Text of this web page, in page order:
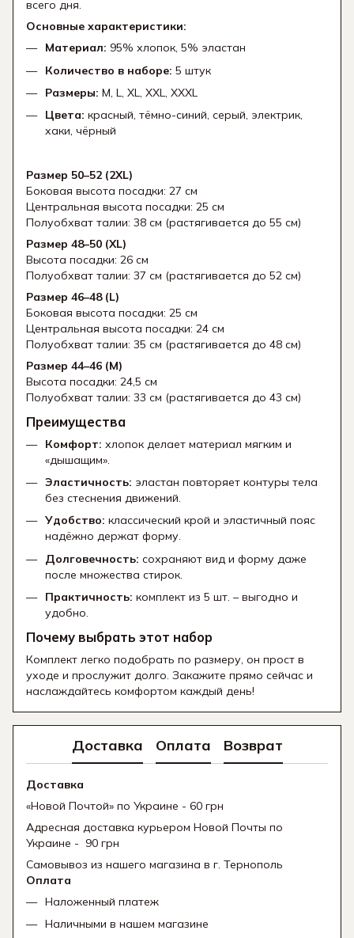
всего дня.
Основные характеристики:
Материал: 95% хлопок, 5% эластан
Количество в наборе: 5 штук
Размеры: M, L, XL, XXL, XXXL
Цвета: красный, тёмно-синий, серый, электрик,
хаки, чёрный
Размер 50–52 (2XL)
Боковая высота посадки: 27 см
Центральная высота посадки: 25 см
Полуобхват талии: 38 см (растягивается до 55 см)
Размер 48–50 (XL)
Высота посадки: 26 см
Полуобхват талии: 37 см (растягивается до 52 см)
Размер 46–48 (L)
Боковая высота посадки: 25 см
Центральная высота посадки: 24 см
Полуобхват талии: 35 см (растягивается до 48 см)
Размер 44–46 (M)
Высота посадки: 24,5 см
Полуобхват талии: 33 см (растягивается до 43 см)
Преимущества
Комфорт: хлопок делает материал мягким и
«дышащим».
Эластичность: эластан повторяет контуры тела
без стеснения движений.
Удобство: классический крой и эластичный пояс
надёжно держат форму.
Долговечность: сохраняют вид и форму даже
после множества стирок.
Практичность: комплект из 5 шт. – выгодно и
удобно.
Почему выбрать этот набор
Комплект легко подобрать по размеру, он прост в
уходе и прослужит долго. Закажите прямо сейчас и
наслаждайтесь комфортом каждый день!
Доставка Оплата Возврат
Доставка
«Новой Почтой» по Украине - 60 грн
Адресная доставка курьером Новой Почты по
Украине - 90 грн
Самовывоз из нашего магазина в г. Тернополь
Оплата
Наложенный платеж
Наличными в нашем магазине